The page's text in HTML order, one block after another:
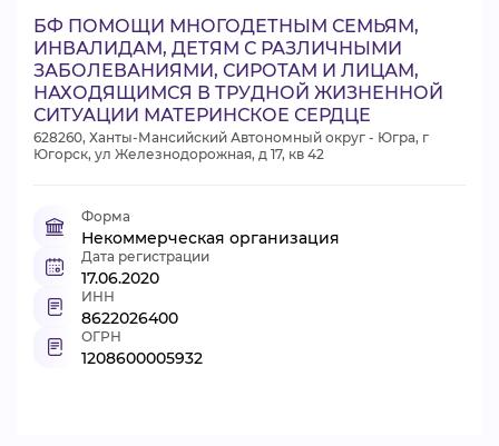
БФ ПОМОЩИ МНОГОДЕТНЫМ СЕМЬЯМ,
ИНВАЛИДАМ, ДЕТЯМ С РАЗЛИЧНЫМИ
ЗАБОЛЕВАНИЯМИ, СИРОТАМ И ЛИЦАМ,
НАХОДЯЩИМСЯ В ТРУДНОЙ ЖИЗНЕННОЙ
СИТУАЦИИ МАТЕРИНСКОЕ СЕРДЦЕ
628260, Ханты-Мансийский Автономный округ - Югра, г
Югорск, ул Железнодорожная, д 17, кв 42
Форма
Некоммерческая организация
Дата регистрации
17.06.2020
ИНН
8622026400
ОГРН
1208600005932